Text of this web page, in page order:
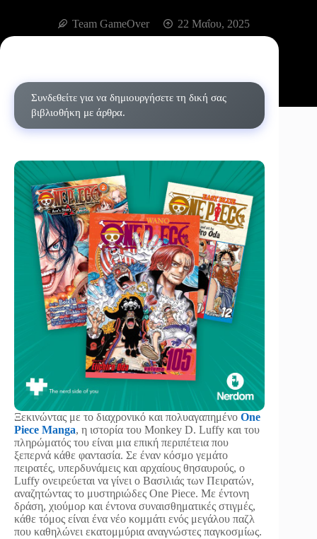
Team GameOver 22 Μαΐου, 2025
Συνδεθείτε για να δημιουργήσετε τη δική σας
βιβλιοθήκη με άρθρα.
Ξεκινώντας με το διαχρονικό και πολυαγαπημένο One
Piece Manga, η ιστορία του Monkey D. Luffy και του
πληρώματός του είναι μια επική περιπέτεια που
ξεπερνά κάθε φαντασία. Σε έναν κόσμο γεμάτο
πειρατές, υπερδυνάμεις και αρχαίους θησαυρούς, ο
Luffy ονειρεύεται να γίνει ο Βασιλιάς των Πειρατών,
αναζητώντας το μυστηριώδες One Piece. Με έντονη
δράση, χιούμορ και έντονα συναισθηματικές στιγμές,
κάθε τόμος είναι ένα νέο κομμάτι ενός μεγάλου παζλ
που καθηλώνει εκατομμύρια αναγνώστες παγκοσμίως.